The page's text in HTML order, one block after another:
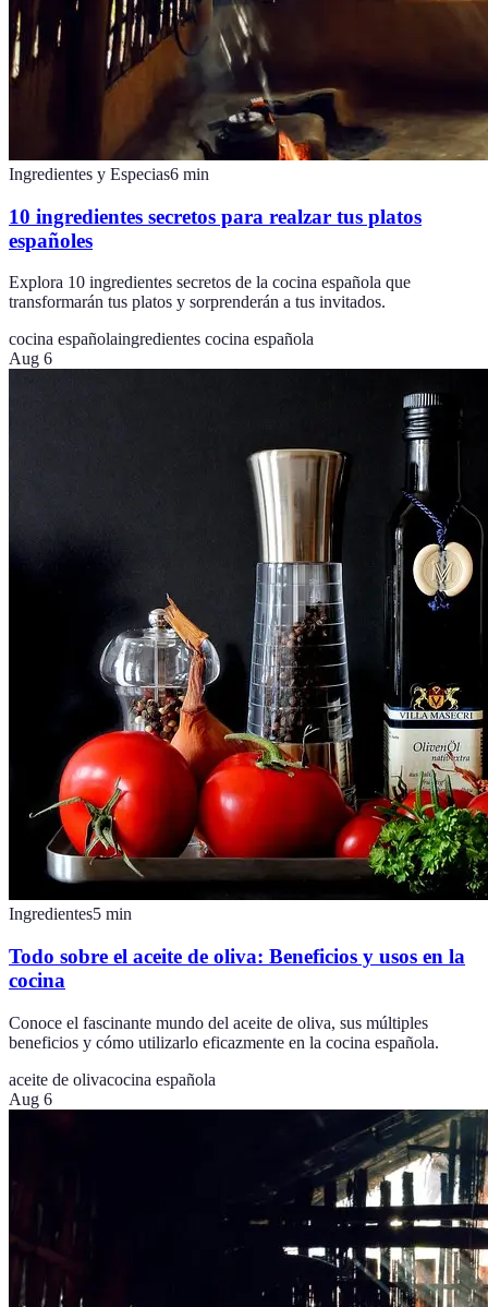
Ingredientes y Especias6 min
10 ingredientes secretos para realzar tus platos
españoles
Explora 10 ingredientes secretos de la cocina española que
transformarán tus platos y sorprenderán a tus invitados.
cocina españolaingredientes cocina española
Aug 6
Ingredientes5 min
Todo sobre el aceite de oliva: Beneficios y usos en la
cocina
Conoce el fascinante mundo del aceite de oliva, sus múltiples
beneficios y cómo utilizarlo eficazmente en la cocina española.
aceite de olivacocina española
Aug 6